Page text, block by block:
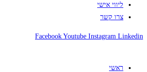
ליווי אישי
צרו קשר
Facebook Youtube Instagram Linkedin
ראשי